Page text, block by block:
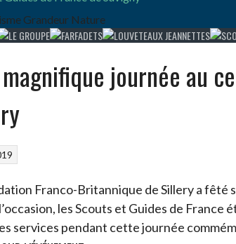
journée au
Franco-Britannique de Sillery a fêté
les Scouts et Guides de France
services pendant cette journée